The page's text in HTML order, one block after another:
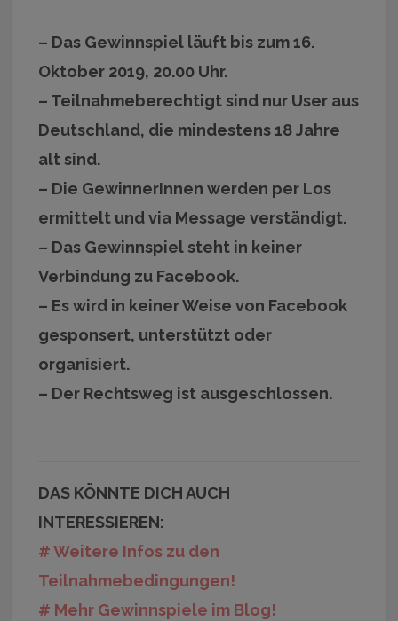
– Das Gewinnspiel läuft bis zum 16.
Oktober 2019, 20.00 Uhr.
– Teilnahmeberechtigt sind nur User aus
Deutschland, die mindestens 18 Jahre
alt sind.
– Die GewinnerInnen werden per Los
ermittelt und via Message verständigt.
– Das Gewinnspiel steht in keiner
Verbindung zu Facebook.
– Es wird in keiner Weise von Facebook
gesponsert, unterstützt oder
organisiert.
– Der Rechtsweg ist ausgeschlossen.
DAS KÖNNTE DICH AUCH
INTERESSIEREN:
# Weitere Infos zu den
Teilnahmebedingungen!
# Mehr Gewinnspiele im Blog!